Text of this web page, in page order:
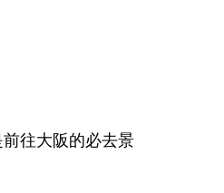
往大阪的必去景